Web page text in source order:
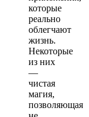
которые
реально
облегчают
жизнь.
Некоторые
из них
—
чистая
магия,
позволяющая